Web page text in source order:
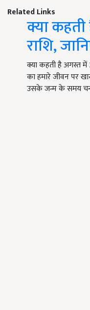
Related Links
क्या
राशि,
क्या कहती है अगस्त में
का हमारे जीवन पर
उसके जन्म के समय